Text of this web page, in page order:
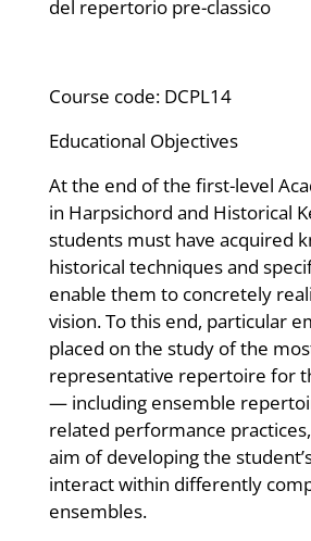
del repertorio pre-classico
Course code: DCPL14
Educational Objectives
At the end of the first-level
in Harpsichord and Historical
students must have acquired
historical techniques and
enable them to concretely
vision. To this end, particular
placed on the study of the
representative repertoire for
— including ensemble
related performance
aim of developing the
interact within differently
ensembles.